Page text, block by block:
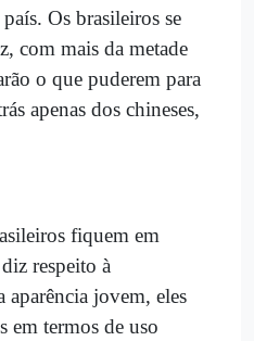
Os brasileiros se
com mais da metade
o que puderem para
apenas dos chineses,
fiquem em
respeito à
aparência jovem, eles
em termos de uso